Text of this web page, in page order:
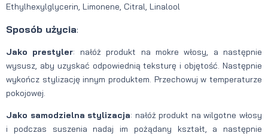
Ethylhexylglycerin, Limonene, Citral, Linalool
Sposób użycia:
Jako prestyler: nałóż produkt na mokre włosy, a następnie
wysusz, aby uzyskać odpowiednią teksturę i objętość. Następnie
wykończ stylizację innym produktem. Przechowuj w temperaturze
pokojowej.
Jako samodzielna stylizacja: nałóż produkt na wilgotne włosy
i podczas suszenia nadaj im pożądany kształt, a następnie